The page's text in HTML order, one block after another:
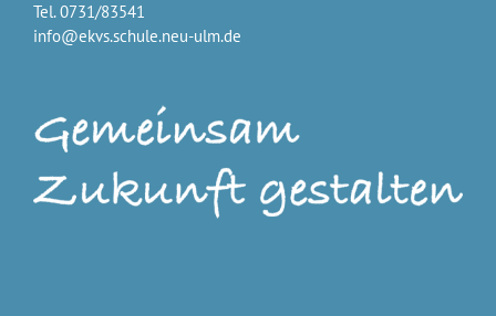
Tel. 0731/83541
info@ekvs.schule.neu-ulm.de